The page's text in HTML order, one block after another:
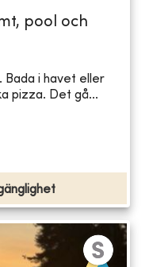
pool och
Bada i havet eller
pizza. Det gå...